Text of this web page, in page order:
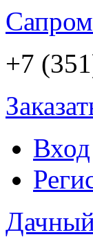
+7
Вход